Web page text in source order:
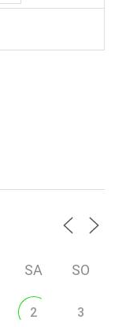
SA SO
2 3